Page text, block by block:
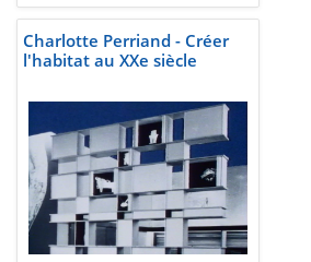
Charlotte Perriand - Créer
l'habitat au XXe siècle